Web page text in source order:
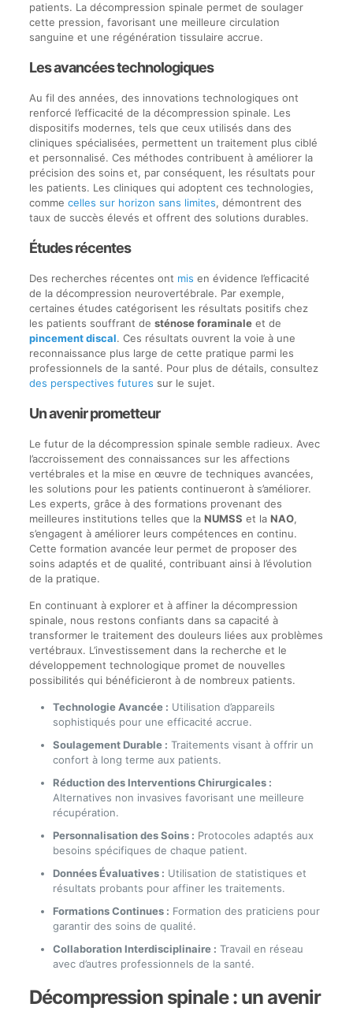
patients. La décompression spinale permet de soulager
cette pression, favorisant une meilleure circulation
sanguine et une régénération tissulaire accrue.
Les avancées technologiques
Au fil des années, des innovations technologiques ont
renforcé l’efficacité de la décompression spinale. Les
dispositifs modernes, tels que ceux utilisés dans des
cliniques spécialisées, permettent un traitement plus ciblé
et personnalisé. Ces méthodes contribuent à améliorer la
précision des soins et, par conséquent, les résultats pour
les patients. Les cliniques qui adoptent ces technologies,
comme celles sur horizon sans limites, démontrent des
taux de succès élevés et offrent des solutions durables.
Études récentes
Des recherches récentes ont mis en évidence l’efficacité
de la décompression neurovertébrale. Par exemple,
certaines études catégorisent les résultats positifs chez
les patients souffrant de sténose foraminaleet de
pincement discal. Ces résultats ouvrent la voie à une
reconnaissance plus large de cette pratique parmi les
professionnels de la santé. Pour plus de détails, consultez
des perspectives futures sur le sujet.
Un avenir prometteur
Le futur de la décompression spinale semble radieux. Avec
l’accroissement des connaissances sur les affections
vertébrales et la mise en œuvre de techniques avancées,
les solutions pour les patients continueront à s’améliorer.
Les experts, grâce à des formations provenant des
meilleures institutions telles que la NUMSS et la NAO,
s’engagent à améliorer leurs compétences en continu.
Cette formation avancée leur permet de proposer des
soins adaptés et de qualité, contribuant ainsi à l’évolution
de la pratique.
En continuant à explorer et à affiner la décompression
spinale, nous restons confiants dans sa capacité à
transformer le traitement des douleurs liées aux problèmes
vertébraux. L’investissement dans la recherche et le
développement technologique promet de nouvelles
possibilités qui bénéficieront à de nombreux patients.
Technologie Avancée : Utilisation d’appareils
sophistiqués pour une efficacité accrue.
Soulagement Durable : Traitements visant à offrir un
confort à long terme aux patients.
Réduction des Interventions Chirurgicales :
Alternatives non invasives favorisant une meilleure
récupération.
Personnalisation des Soins : Protocoles adaptés aux
besoins spécifiques de chaque patient.
Données Évaluatives : Utilisation de statistiques et
résultats probants pour affiner les traitements.
Formations Continues : Formation des praticiens pour
garantir des soins de qualité.
Collaboration Interdisciplinaire : Travail en réseau
avec d’autres professionnels de la santé.
Décompression spinale : un avenir